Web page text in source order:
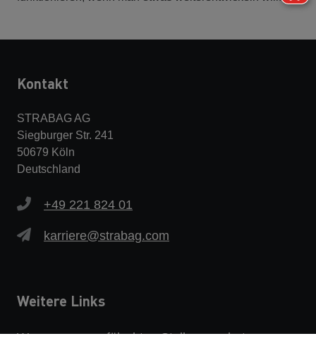
Kontakt
STRABAG AG
Siegburger Str. 241
50679 Köln
Deutschland
+49 221 824 01
karriere@strabag.com
Weitere Links
Warnung vor gefälschten Stellenangeboten